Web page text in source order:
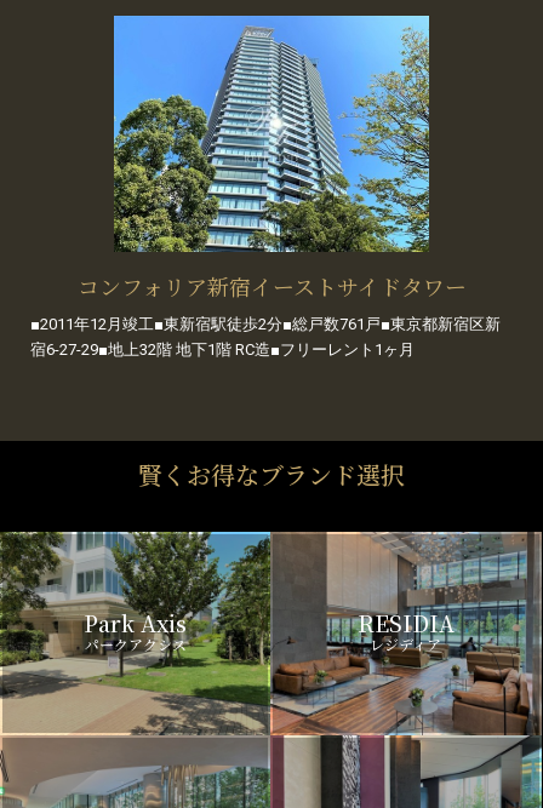
コンフォリア新宿イーストサイドタワー
■2011年12月竣工■東新宿駅徒歩2分■総戸数761戸■東京都新宿区新
宿6-27-29■地上32階 地下1階 RC造■フリーレント1ヶ月
賢くお得なブランド選択
Park Axis
パークアクシス
RESIDIA
レジディア